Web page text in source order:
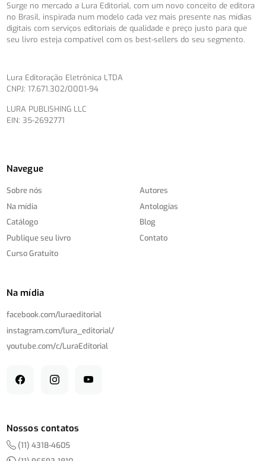
Surge no mercado a Lura Editorial, com um novo conceito de editora
no Brasil, inspirada num modelo cada vez mais presente nas mídias
digitais com serviços editoriais de qualidade e preço justo para que
seu livro esteja compatível com os best-sellers do seu segmento.
Lura Editoração Eletrônica LTDA
CNPJ: 17.671.302/0001-94
LURA PUBLISHING LLC
EIN: 35-2692771
Navegue
Sobre nós
Na mídia
Catálogo
Publique seu livro
Curso Gratuito
Autores
Antologias
Blog
Contato
Na mídia
facebook.com/luraeditorial
instagram.com/lura_editorial/
youtube.com/c/LuraEditorial
Nossos contatos
(11) 4318-4605